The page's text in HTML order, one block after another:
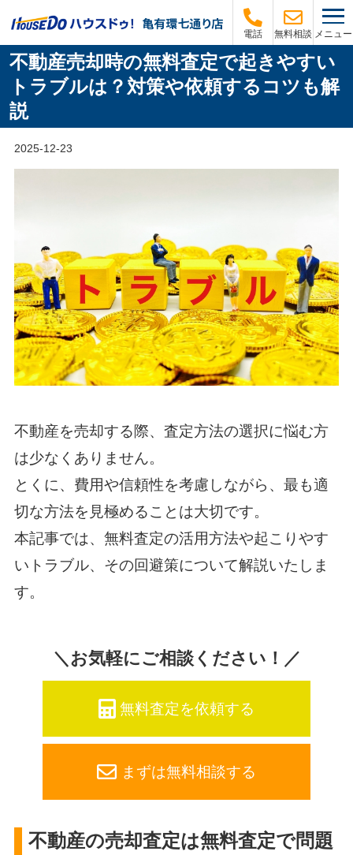
電話 無料相談 メニュー
不動産売却時の無料査定で起きやすい
トラブルは？対策や依頼するコツも解
説
2025-12-23
不動産を売却する際、査定方法の選択に悩む方
は少なくありません。
とくに、費用や信頼性を考慮しながら、最も適
切な方法を見極めることは大切です。
本記事では、無料査定の活用方法や起こりやす
いトラブル、その回避策について解説いたしま
す。
＼お気軽にご相談ください！／
無料査定を依頼する
まずは無料相談する
不動産の売却査定は無料査定で問題